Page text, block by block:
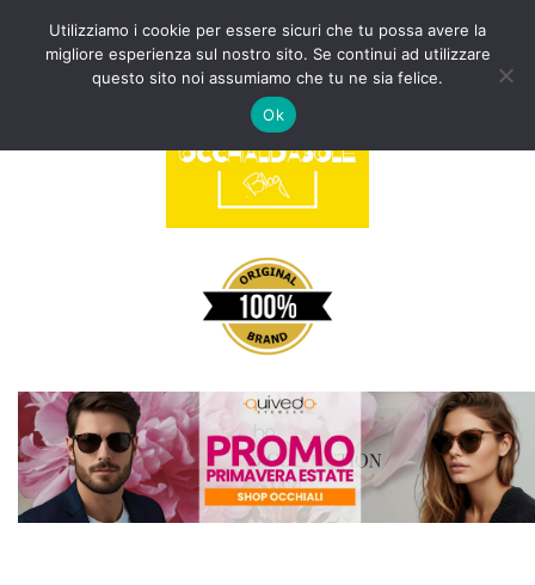
Utilizziamo i cookie per essere sicuri che tu possa avere la
migliore esperienza sul nostro sito. Se continui ad utilizzare
questo sito noi assumiamo che tu ne sia felice.
Ok